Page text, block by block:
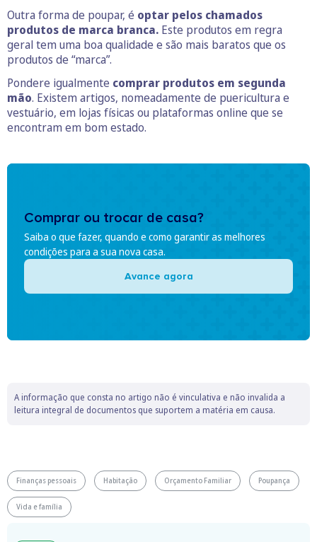
Outra forma de poupar, é optar pelos chamados
produtos de marca branca. Este produtos em regra
geral tem uma boa qualidade e são mais baratos que os
produtos de “marca”.
Pondere igualmente comprar produtos em segunda
mão. Existem artigos, nomeadamente de puericultura e
vestuário, em lojas físicas ou plataformas online que se
encontram em bom estado.
Comprar ou trocar de casa?
Saiba o que fazer, quando e como garantir as melhores
condições para a sua nova casa.
Avance agora
A informação que consta no artigo não é vinculativa e não invalida a
leitura integral de documentos que suportem a matéria em causa.
Finanças pessoais Habitação Orçamento Familiar Poupança
Vida e família